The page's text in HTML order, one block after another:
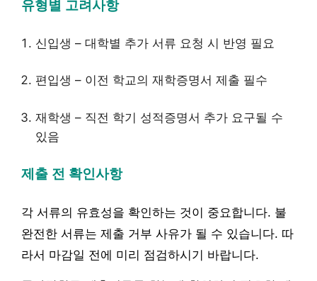
유형별 고려사항
신입생 – 대학별 추가 서류 요청 시 반영 필요
편입생 – 이전 학교의 재학증명서 제출 필수
재학생 – 직전 학기 성적증명서 추가 요구될 수
있음
제출 전 확인사항
각 서류의 유효성을 확인하는 것이 중요합니다. 불
완전한 서류는 제출 거부 사유가 될 수 있습니다. 따
라서 마감일 전에 미리 점검하시기 바랍니다.